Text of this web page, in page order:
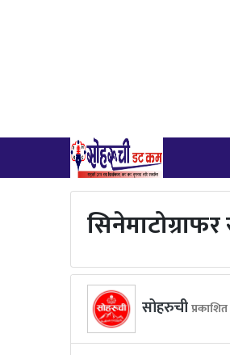
सोहरुची